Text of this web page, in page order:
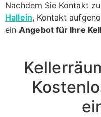
Nachdem Sie Kontakt
Hallein, Kontakt
ein Angebot für Ihre